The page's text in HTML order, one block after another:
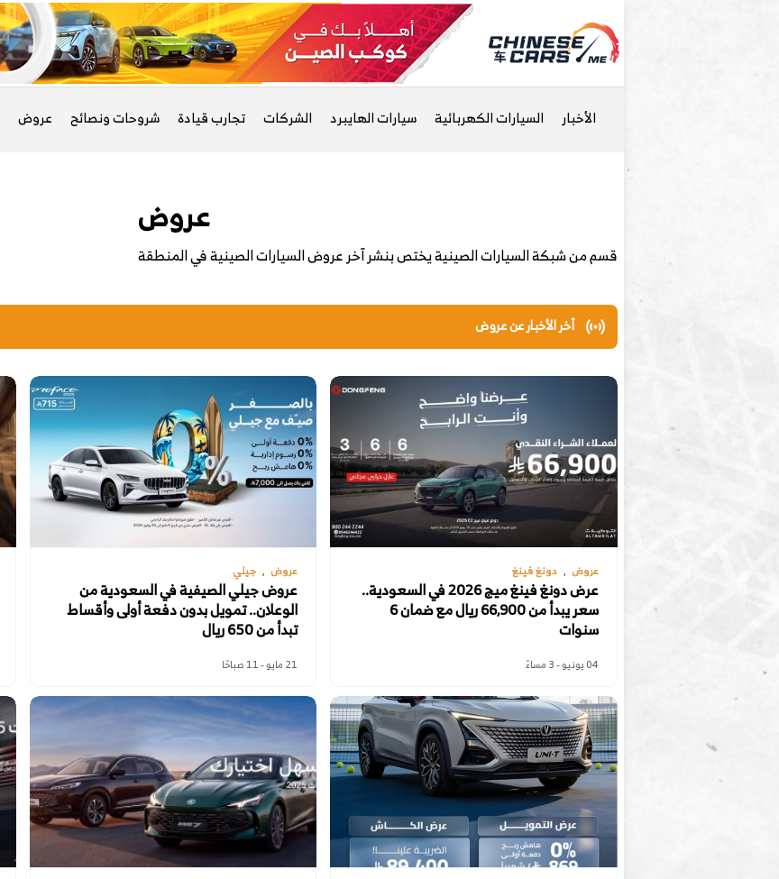
الأخبار السيارات الكهربائية سيارات الهايبرد الشركات تجارب قيادة شروحات ونصائح عروض
عروض
قسم من شبكة السيارات الصينية يختص بنشر آخر عروض السيارات الصينية في المنطقة
أخر الأخبار عن عروض
عروض دونغ فينغ
عرض دونغ فينغ ميج 2026 في السعودية..
سعر يبدأ من 66,900 ريال مع ضمان 6
سنوات
04 يونيو - 3 مساءً
عروض جيلي
عروض جيلي الصيفية في السعودية من
الوعلان.. تمويل بدون دفعة أولى وأقساط
تبدأ من 650 ريال
21 مايو - 11 صباحًا